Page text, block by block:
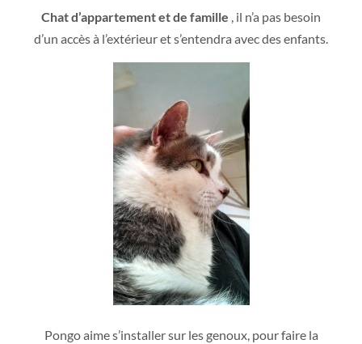
Chat d’appartement et de famille , il n’a pas besoin
d’un accès à l’extérieur et s’entendra avec des enfants.
Pongo aime s’installer sur les genoux, pour faire la